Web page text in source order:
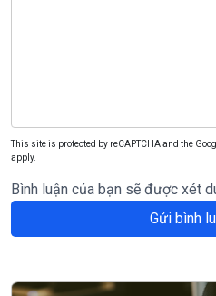
This site is protected by reCAPTCHA and the
apply.
Bình luận của bạn sẽ được xét
Gửi bình